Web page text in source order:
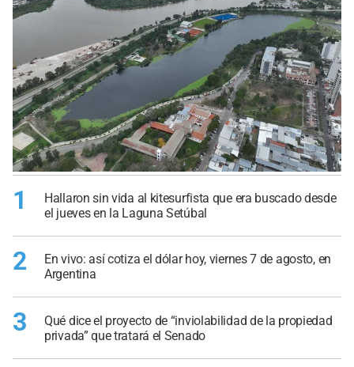
1
Hallaron sin vida al kitesurfista que era buscado desde
el jueves en la Laguna Setúbal
2
En vivo: así cotiza el dólar hoy, viernes 7 de agosto, en
Argentina
3
Qué dice el proyecto de “inviolabilidad de la propiedad
privada” que tratará el Senado